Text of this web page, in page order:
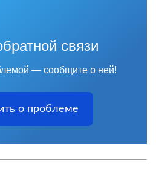
связи
— сообщите о ней!
о проблеме